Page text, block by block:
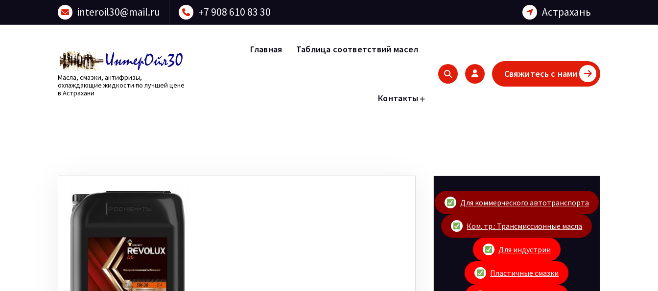
interoil30@mail.ru +7 908 610 83 30 Астрахань
Масла, смазки, антифризы,
охлаждающие жидкости по лучшей цене
в Астрахани
Главная Таблица соответствий масел
Контакты
Свяжитесь с нами
Для коммерческого автотранспорта
Ком. тр.: Трансмиссионные масла
Для индустрии
Пластичные смазки